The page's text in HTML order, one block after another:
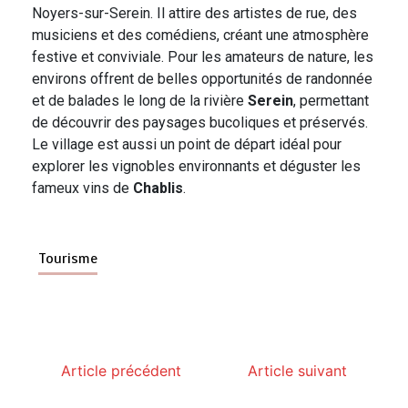
Noyers-sur-Serein. Il attire des artistes de rue, des
musiciens et des comédiens, créant une atmosphère
festive et conviviale. Pour les amateurs de nature, les
environs offrent de belles opportunités de randonnée
et de balades le long de la rivière Serein, permettant
de découvrir des paysages bucoliques et préservés.
Le village est aussi un point de départ idéal pour
explorer les vignobles environnants et déguster les
fameux vins de Chablis.
Tourisme
Article précédent Article suivant